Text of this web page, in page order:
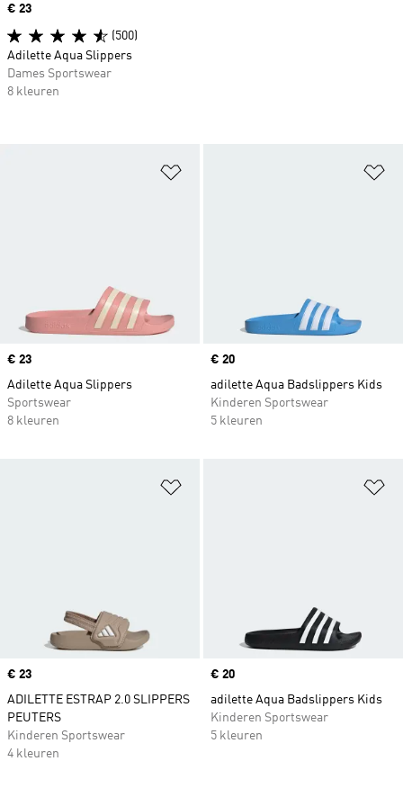
Price
€ 23
Adilette Aqua Slippers
Sportswear
8 kleuren
Price
€ 20
adilette Aqua Badslippers Kids
Kinderen Sportswear
5 kleuren
Price
€ 23
ADILETTE ESTRAP 2.0 SLIPPERS
PEUTERS
Kinderen Sportswear
4 kleuren
Price
€ 20
adilette Aqua Badslippers Kids
Kinderen Sportswear
5 kleuren
Price
€ 23
(500)
Adilette Aqua Slippers
Dames Sportswear
8 kleuren